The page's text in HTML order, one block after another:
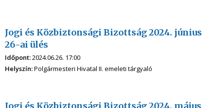
Jogi és Közbiztonsági Bizottság 2024. június
26-ai ülés
Időpont:2024.06.26. 17:00
Helyszín:Polgármesteri Hivatal II. emeleti tárgyaló